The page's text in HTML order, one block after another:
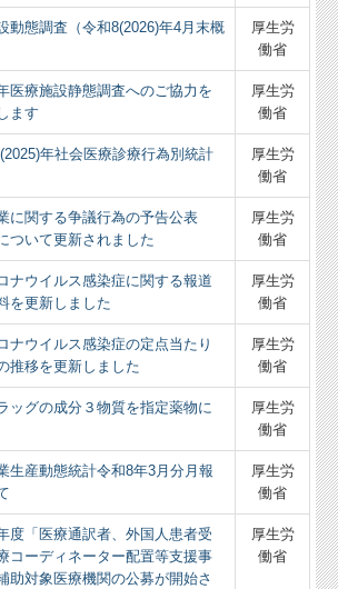
動態調査（令和8(2026)年4月末概
厚生労
働省
医療施設静態調査へのご協力を
ます
厚生労
働省
年社会医療診療行為別統計
厚生労
働省
に関する争議行為の予告公表
ついて更新されました
厚生労
働省
ナウイルス感染症に関する報道
を更新しました
厚生労
働省
ナウイルス感染症の定点当たり
推移を更新しました
厚生労
働省
ッグの成分３物質を指定薬物に
厚生労
働省
生産動態統計令和8年3月分月報
厚生労
働省
度「医療通訳者、外国人患者受
コーディネーター配置等支援事
助対象医療機関の公募が開始さ
厚生労
働省